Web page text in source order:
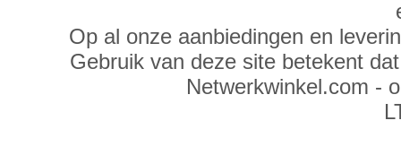
Op al onze aanbiedingen en
Gebruik van deze site betekent
Netwerkwinkel.com -